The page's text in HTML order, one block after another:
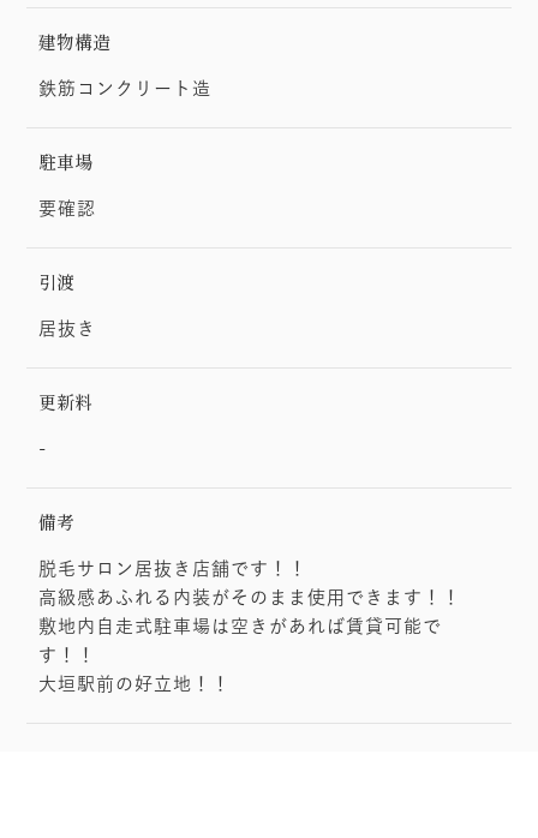
建物構造
鉄筋コンクリート造
駐車場
要確認
引渡
居抜き
更新料
-
備考
脱毛サロン居抜き店舗です！！
高級感あふれる内装がそのまま使用できます！！
敷地内自走式駐車場は空きがあれば賃貸可能で
す！！
大垣駅前の好立地！！